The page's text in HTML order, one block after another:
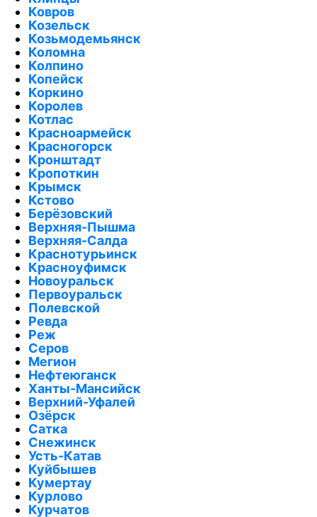
Ковров
Козельск
Козьмодемьянск
Коломна
Колпино
Копейск
Коркино
Королев
Котлас
Красноармейск
Красногорск
Кронштадт
Кропоткин
Крымск
Кстово
Берёзовский
Верхняя-Пышма
Верхняя-Салда
Краснотурьинск
Красноуфимск
Новоуральск
Первоуральск
Полевской
Ревда
Реж
Серов
Мегион
Нефтеюганск
Ханты-Мансийск
Верхний-Уфалей
Озёрск
Сатка
Снежинск
Усть-Катав
Куйбышев
Кумертау
Курлово
Курчатов